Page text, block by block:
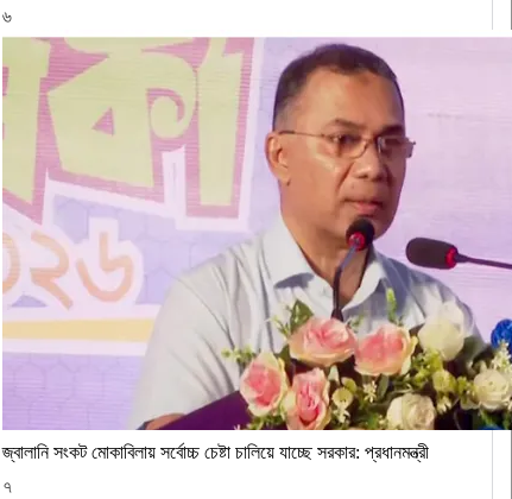
৬
জ্বালানি সংকট মোকাবিলায় সর্বোচ্চ চেষ্টা চালিয়ে যাচ্ছে সরকার: প্রধানমন্ত্রী
৭